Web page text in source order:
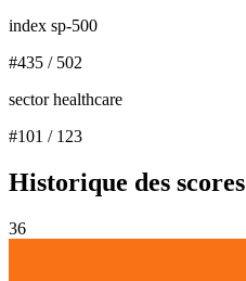
index sp-500
#435 / 502
sector healthcare
#101 / 123
Historique des scores
36